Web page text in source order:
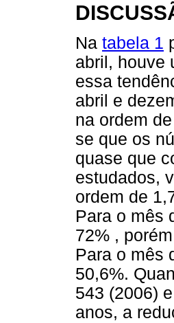
Na tabela 1
abril, houve
essa
abril e
na ordem
se que os
quase que
estudados,
ordem de
Para o mês
72% ,
Para o mês
50,6%.
543 (2006)
anos, a